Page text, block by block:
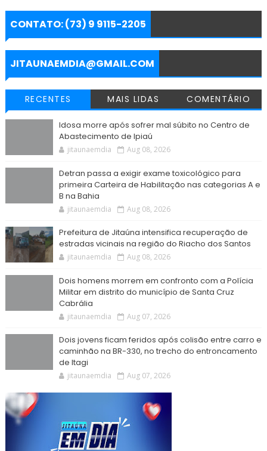
r
e
e
b
o
k
t
t
e
r
t
s
p
p
e
g
a
m
s
e
g
e
r
i
CONTATO: (73) 9 9115-2205
JITAUNAEMDIA@GMAIL.COM
RECENTES MAIS LIDAS COMENTÁRIO
Idosa morre após sofrer mal súbito no Centro de
Abastecimento de Ipiaú
jitaunaemdia Aug 08, 2026
Detran passa a exigir exame toxicológico para
primeira Carteira de Habilitação nas categorias A e
B na Bahia
jitaunaemdia Aug 08, 2026
Prefeitura de Jitaúna intensifica recuperação de
estradas vicinais na região do Riacho dos Santos
jitaunaemdia Aug 08, 2026
Dois homens morrem em confronto com a Polícia
Militar em distrito do município de Santa Cruz
Cabrália
jitaunaemdia Aug 07, 2026
Dois jovens ficam feridos após colisão entre carro e
caminhão na BR-330, no trecho do entroncamento
de Itagi
jitaunaemdia Aug 07, 2026